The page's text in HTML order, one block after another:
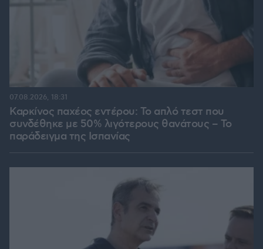
Καρκίνος παχέος εντέρου: Το απλό τεστ που
συνδέθηκε με 50% λιγότερους θανάτους – Το
παράδειγμα της Ισπανίας
07.08.2026, 18:31